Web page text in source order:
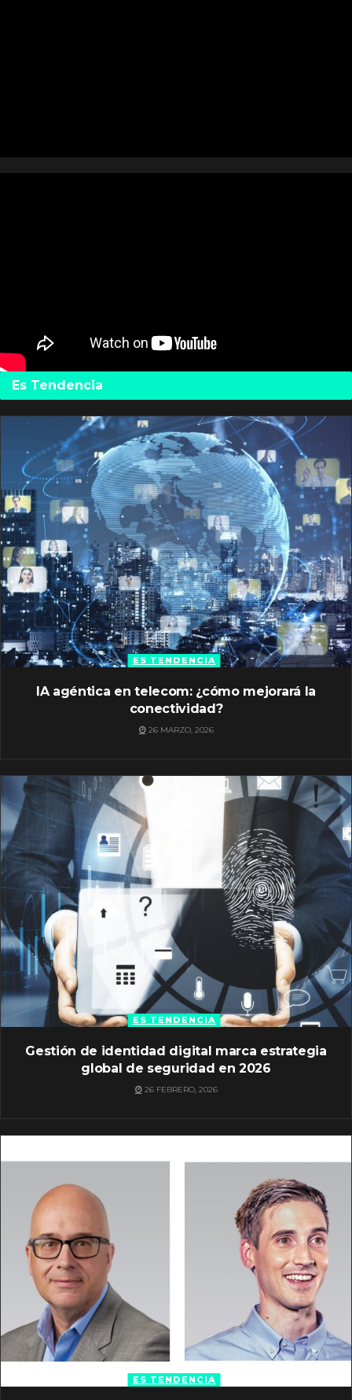
Es Tendencia
ES TENDENCIA
IA agéntica en telecom: ¿cómo mejorará la
conectividad?
26 MARZO, 2026
ES TENDENCIA
Gestión de identidad digital marca estrategia
global de seguridad en 2026
26 FEBRERO, 2026
ES TENDENCIA